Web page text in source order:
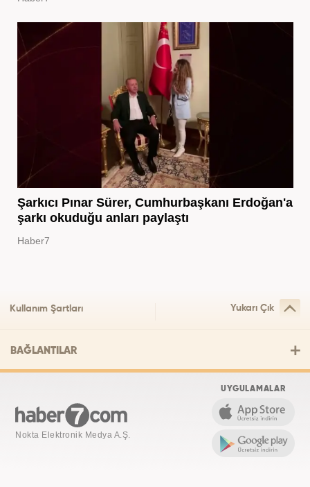
Şarkıcı Pınar Sürer, Cumhurbaşkanı Erdoğan'a
şarkı okuduğu anları paylaştı
Haber7
Kullanım Şartları Yukarı Çık
BAĞLANTILAR
Nokta Elektronik Medya A.Ş.
UYGULAMALAR